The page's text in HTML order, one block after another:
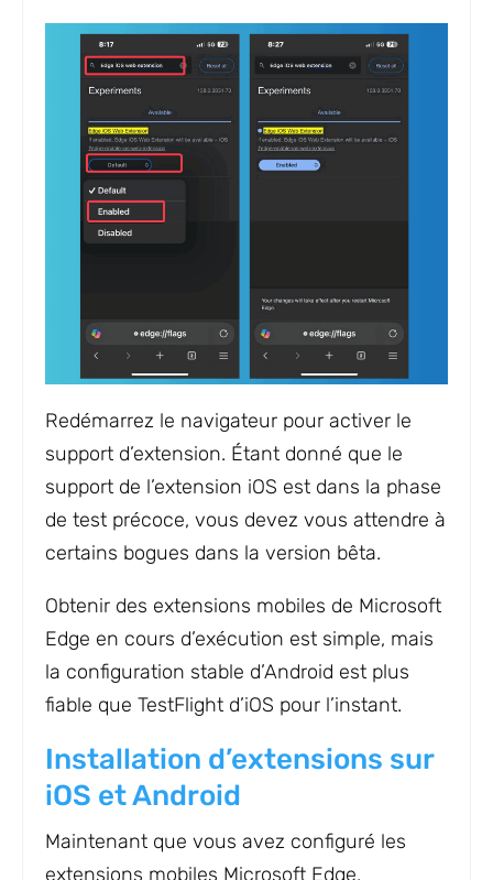
Redémarrez le navigateur pour activer le
support d’extension. Étant donné que le
support de l’extension iOS est dans la phase
de test précoce, vous devez vous attendre à
certains bogues dans la version bêta.
Obtenir des extensions mobiles de Microsoft
Edge en cours d’exécution est simple, mais
la configuration stable d’Android est plus
fiable que TestFlight d’iOS pour l’instant.
Installation d’extensions sur
iOS et Android
Maintenant que vous avez configuré les
extensions mobiles Microsoft Edge,